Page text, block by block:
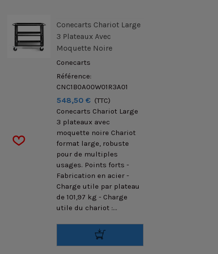
Conecarts Chariot Large
3 Plateaux Avec
Moquette Noire
Conecarts
Référence:
CNC1B0A00W01R3A01
548,50 € (TTC)
Conecarts Chariot Large
3 plateaux avec
moquette noire Chariot
format large, robuste
pour de multiples
usages. Points forts -
Fabrication en acier -
Charge utile par plateau
de 101,97 kg - Charge
utile du chariot :...